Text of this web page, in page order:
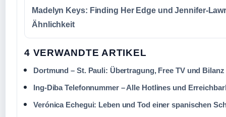
Madelyn Keys: Finding Her Edge und Jennifer-
Ähnlichkeit
4 VERWANDTE ARTIKEL
Dortmund – St. Pauli: Übertragung, Free TV und
Ing-Diba Telefonnummer – Alle Hotlines und
Verónica Echegui: Leben und Tod einer spanischen